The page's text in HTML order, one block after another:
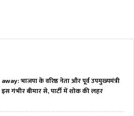
भाजपा के वरिष्ठ नेता और पूर्व उपमुख्यमंत्री
गंभीर बीमार से, पार्टी में शोक की लहर